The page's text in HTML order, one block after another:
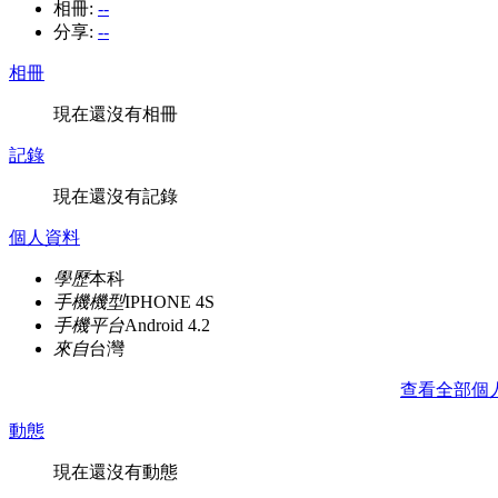
相冊: --
分享: --
相冊
現在還沒有相冊
記錄
現在還沒有記錄
個人資料
學歷本科
手機機型IPHONE 4S
手機平台Android 4.2
來自台灣
查看全部個
動態
現在還沒有動態